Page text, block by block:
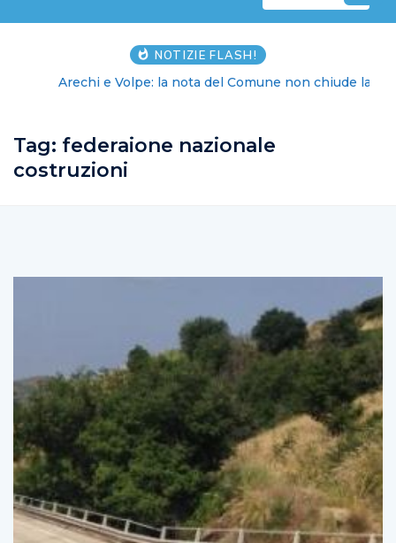
NOTIZIE FLASH!
Arechi e Volpe: la nota del Comune non chiude la
Tag:federaione nazionale